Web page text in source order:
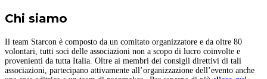
Chi siamo
Il team Starcon è composto da un comitato organizzatore e da oltre 80
volontari, tutti soci delle associazioni non a scopo di lucro coinvolte e
provenienti da tutta Italia. Oltre ai membri dei consigli direttivi di tali
associazioni, partecipano attivamente all’organizzazione dell’evento anche